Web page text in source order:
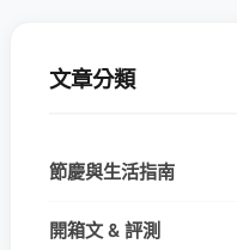
文章分類
節慶與生活指南
開箱文 & 評測